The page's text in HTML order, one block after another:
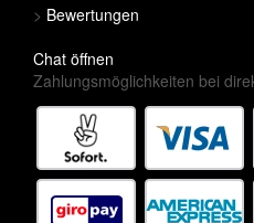
> Bewertungen
Chat öffnen
Zahlungsmöglichkeiten bei